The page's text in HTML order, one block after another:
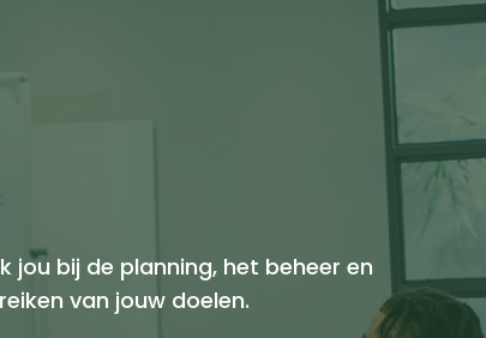
bij de planning, het beheer en
van jouw doelen.